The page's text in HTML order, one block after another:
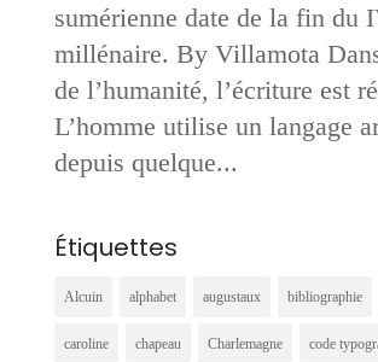
sumérienne date de la fin du
millénaire. By Villamota
de l’humanité, l’écriture est
L’homme utilise un langage
depuis quelque...
Étiquettes
Alcuin alphabet augustaux bibliographie
caroline chapeau Charlemagne code